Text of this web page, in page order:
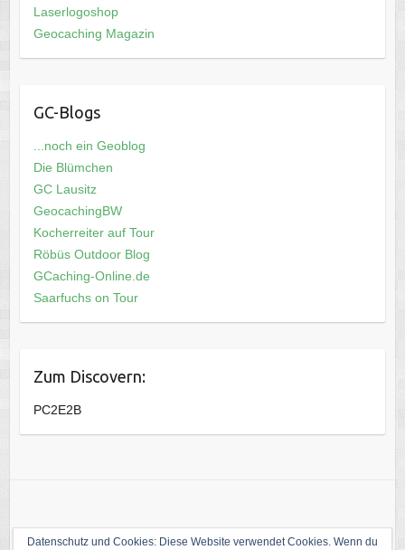
Laserlogoshop
Geocaching Magazin
GC-Blogs
...noch ein Geoblog
Die Blümchen
GC Lausitz
GeocachingBW
Kocherreiter auf Tour
Röbüs Outdoor Blog
GCaching-Online.de
Saarfuchs on Tour
Zum Discovern:
PC2E2B
Datenschutz und Cookies: Diese Website verwendet Cookies. Wenn du